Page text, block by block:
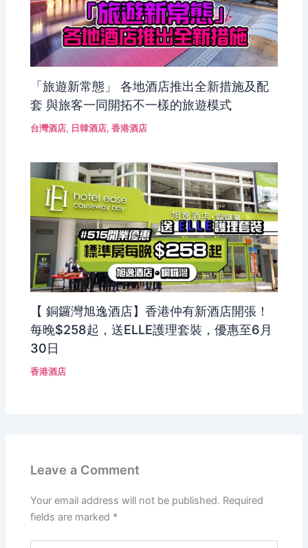
「旅遊新常態」 各地酒店推出全新措施及配
套 與旅客一同開拓不一樣的旅遊模式
台灣酒店, 日韓酒店,香港酒店
【 銅鑼灣旭逸酒店】香港仲有新酒店開張！
每晚$258起，送ELLE護理套裝，優惠至6月
30日
香港酒店
Leave a Comment
Your email address will not be published. Required
fields are marked *